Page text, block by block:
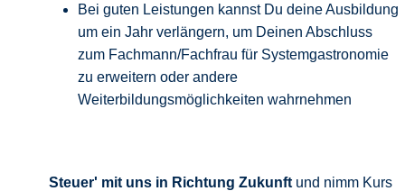
Bei guten Leistungen kannst Du deine Ausbildung
um ein Jahr verlängern, um Deinen Abschluss
zum Fachmann/Fachfrau für Systemgastronomie
zu erweitern oder andere
Weiterbildungsmöglichkeiten wahrnehmen
Steuer' mit uns in Richtung Zukunft und nimm Kurs